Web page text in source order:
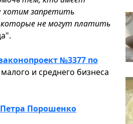
хотим запретить
не могут платить
№3377 по
и среднего бизнеса
Порошенко